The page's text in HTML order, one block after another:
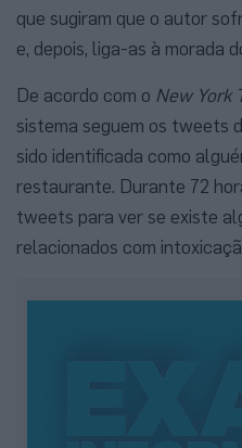
que sugiram que o autor
e, depois, liga-as à morada
De acordo com o New York
sistema seguem os tweets
sido identificada como
restaurante. Durante 72
tweets para ver se existe
relacionados com